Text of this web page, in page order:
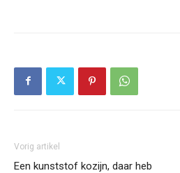
Vorig artikel
Een kunststof kozijn, daar heb